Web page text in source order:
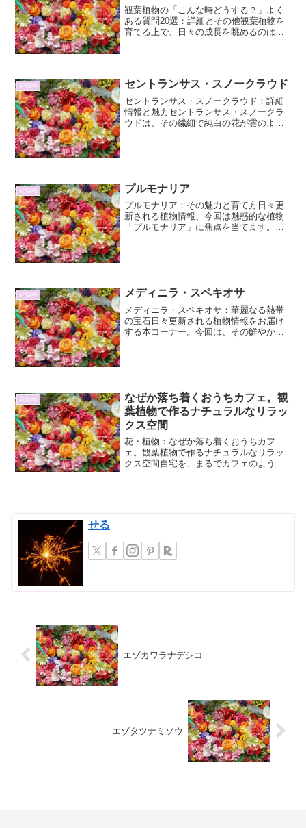
観葉植物の「こんな時どうする？」よく
ある質問20選：詳細とその他観葉植物を
育てる上で、日々の成長を眺めるのは楽
花情報 セントランサス・スノークラウド
セントランサス・スノークラウド：詳細
情報と魅力セントランサス・スノークラ
ウドは、その繊細で純白の花が雲のよう
花情報 プルモナリア
プルモナリア：その魅力と育て方日々更
新される植物情報、今回は魅惑的な植物
「プルモナリア」に焦点を当てます。そ
花情報 メディニラ・スペキオサ
メディニラ・スペキオサ：華麗なる熱帯
の宝石日々更新される植物情報をお届け
する本コーナー。今回は、その鮮やかな
花情報
なぜか落ち着くおうちカフェ。観
葉植物で作るナチュラルなリラッ
クス空間
花・植物：なぜか落ち着くおうちカフ
ェ。観葉植物で作るナチュラルなリラッ
クス空間自宅を、まるでカフェのような
せる
エゾカワラナデシコ
エゾタツナミソウ